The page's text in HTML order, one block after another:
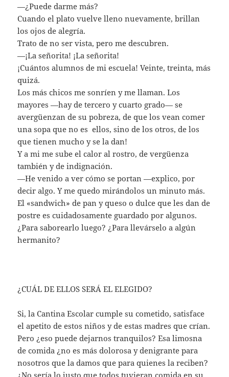
—¿Puede darme más?
Cuando el plato vuelve lleno nuevamente, brillan
los ojos de alegría.
Trato de no ser vista, pero me descubren.
—¡La señorita! ¡La señorita!
¡Cuántos alumnos de mi escuela! Veinte, treinta, más
quizá.
Los más chicos me sonríen y me llaman. Los
mayores —hay de tercero y cuarto grado— se
avergüenzan de su pobreza, de que los vean comer
una sopa que no es ellos, sino de los otros, de los
que tienen mucho y se la dan!
Y a mi me sube el calor al rostro, de vergüenza
también y de indignación.
—He venido a ver cómo se portan —explico, por
decir algo. Y me quedo mirándolos un minuto más.
El «sandwich» de pan y queso o dulce que les dan de
postre es cuidadosamente guardado por algunos.
¿Para saborearlo luego? ¿Para llevárselo a algún
hermanito?
¿CUÁL DE ELLOS SERÁ EL ELEGIDO?
Si, la Cantina Escolar cumple su cometido, satisface
el apetito de estos niños y de estas madres que crían.
Pero ¿eso puede dejarnos tranquilos? Esa limosna
de comida ¿no es más dolorosa y denigrante para
nosotros que la damos que para quienes la reciben?
¿No sería lo justo que todos tuvieran comida en su